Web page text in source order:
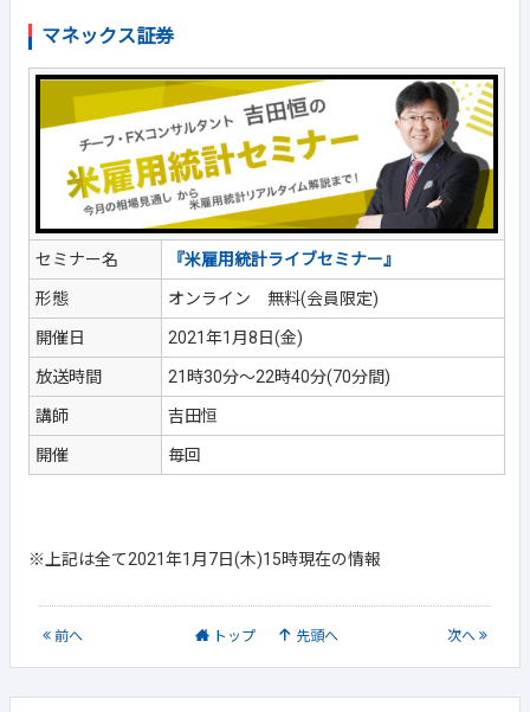
マネックス証券
セミナー名 『米雇用統計ライブセミナー』
形態 オンライン 無料(会員限定)
開催日 2021年1月8日(金)
放送時間 21時30分～22時40分(70分間)
講師 吉田恒
開催 毎回
※上記は全て2021年1月7日(木)15時現在の情報
前へ トップ 先頭へ 次へ